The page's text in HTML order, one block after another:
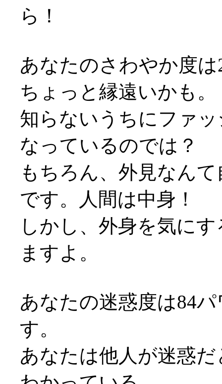
ら！
あなたのさわやか度
ちょっと縁遠いかも。
知らないうちにファ
なっているのでは？
もちろん、外見なん
です。人間は中身！
しかし、外身を気に
ますよ。
あなたの迷惑度は84
す。
あなたは他人が迷惑